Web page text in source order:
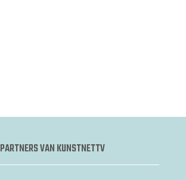
PARTNERS VAN KUNSTNETTV